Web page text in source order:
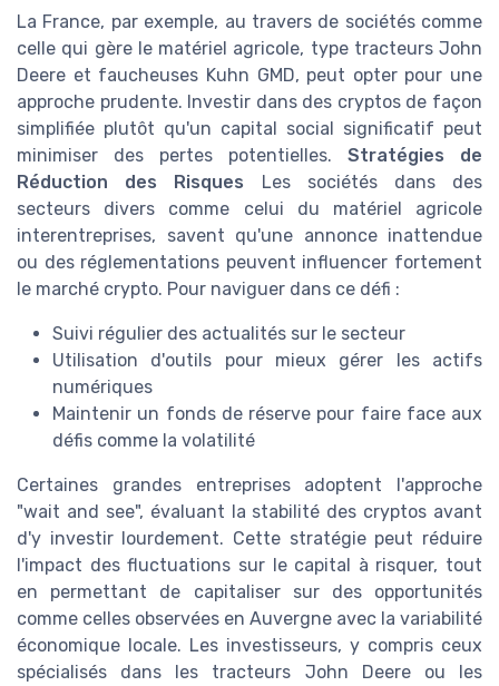
La France, par exemple, au travers de sociétés comme
celle qui gère le matériel agricole, type tracteurs John
Deere et faucheuses Kuhn GMD, peut opter pour une
approche prudente. Investir dans des cryptos de façon
simplifiée plutôt qu'un capital social significatif peut
minimiser des pertes potentielles. Stratégies de
Réduction des Risques Les sociétés dans des
secteurs divers comme celui du matériel agricole
interentreprises, savent qu'une annonce inattendue
ou des réglementations peuvent influencer fortement
le marché crypto. Pour naviguer dans ce défi :
Suivi régulier des actualités sur le secteur
Utilisation d'outils pour mieux gérer les actifs
numériques
Maintenir un fonds de réserve pour faire face aux
défis comme la volatilité
Certaines grandes entreprises adoptent l'approche
"wait and see", évaluant la stabilité des cryptos avant
d'y investir lourdement. Cette stratégie peut réduire
l'impact des fluctuations sur le capital à risquer, tout
en permettant de capitaliser sur des opportunités
comme celles observées en Auvergne avec la variabilité
économique locale. Les investisseurs, y compris ceux
spécialisés dans les tracteurs John Deere ou les